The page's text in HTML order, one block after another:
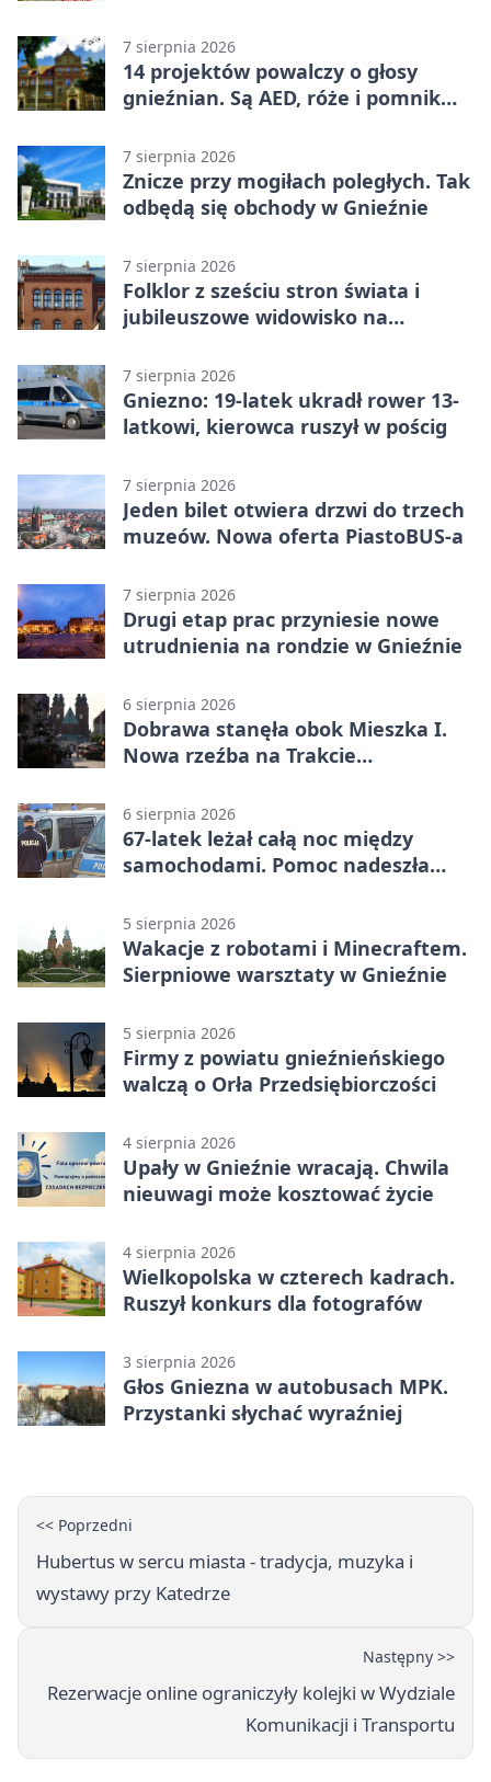
7 sierpnia 2026
14 projektów powalczy o głosy
gnieźnian. Są AED, róże i pomnik
7 sierpnia 2026
Znicze przy mogiłach poległych. Tak
odbędą się obchody w Gnieźnie
7 sierpnia 2026
Folklor z sześciu stron świata i
jubileuszowe widowisko na
7 sierpnia 2026
Gniezno: 19-latek ukradł rower 13-
latkowi, kierowca ruszył w pościg
7 sierpnia 2026
Jeden bilet otwiera drzwi do trzech
muzeów. Nowa oferta PiastoBUS-a
7 sierpnia 2026
Drugi etap prac przyniesie nowe
utrudnienia na rondzie w Gnieźnie
6 sierpnia 2026
Dobrawa stanęła obok Mieszka I.
Nowa rzeźba na Trakcie
6 sierpnia 2026
67-latek leżał całą noc między
samochodami. Pomoc nadeszła
5 sierpnia 2026
Wakacje z robotami i Minecraftem.
Sierpniowe warsztaty w Gnieźnie
5 sierpnia 2026
Firmy z powiatu gnieźnieńskiego
walczą o Orła Przedsiębiorczości
4 sierpnia 2026
Upały w Gnieźnie wracają. Chwila
nieuwagi może kosztować życie
4 sierpnia 2026
Wielkopolska w czterech kadrach.
Ruszył konkurs dla fotografów
3 sierpnia 2026
Głos Gniezna w autobusach MPK.
Przystanki słychać wyraźniej
<< Poprzedni
Hubertus w sercu miasta - tradycja, muzyka i
wystawy przy Katedrze
Następny >>
Rezerwacje online ograniczyły kolejki w Wydziale
Komunikacji i Transportu